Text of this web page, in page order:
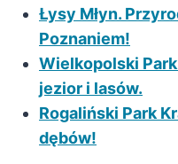
Łysy Młyn.
Poznaniem!
Wielkopolski
jezior i lasów.
Rogaliński Park
dębów!